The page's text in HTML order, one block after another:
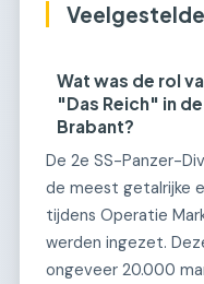
Wat was de rol
"Das Reich" in
Brabant?
De 2e SS-Panzer-
de meest getalrijke
tijdens Operatie
werden ingezet.
ongeveer 20.000